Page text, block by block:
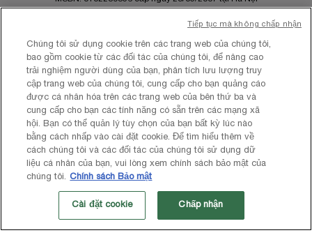
Site Map
Điều khoản và Điều kiện
Chính sách quyền riêng tư
Cài Đặt Cookies
Chúng tôi sử dụng cookie trên các trang web của chúng tôi,
bao gồm cookie từ các đối tác của chúng tôi, để nâng cao
trải nghiệm người dùng của bạn, phân tích lưu lượng truy
cập trang web của chúng tôi, cung cấp cho bạn quảng cáo
được cá nhân hóa trên các trang web của bên thứ ba và
cung cấp cho bạn các tính năng có sẵn trên các mạng xã
hội. Bạn có thể quản lý tùy chọn của bạn bất kỳ lúc nào
bằng cách nhấp vào cài đặt cookie. Để tìm hiểu thêm về
cách chúng tôi và các đối tác của chúng tôi sử dụng dữ
liệu cá nhân của bạn, vui lòng xem chính sách bảo mật của
chúng tôi. Chính sách Bảo mật
Cài đặt cookie Chấp nhận
Tiếp tục mà không chấp nhận